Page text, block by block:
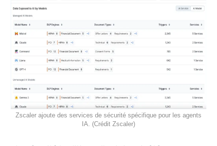
Zscaler ajoute des services de sécurité spécifique pour les agents
IA. (Crédit Zscaler)